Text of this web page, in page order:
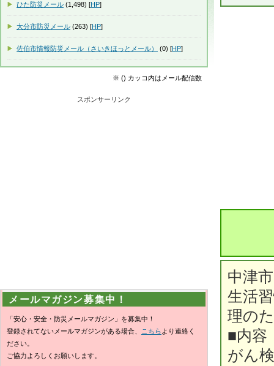
中津
生活
理の
■内容
がん
ひた防災メール (1,498) [HP]
大分市防災メール (263) [HP]
佐伯市情報防災メール（さいきほっとメール） (0) [HP]
※ () カッコ内はメール配信数
スポンサーリンク
メールマガジン募集中！
「安心・安全・防災メールマガジン」を募集中！
登録されてないメールマガジンがある場合、
こちら より連絡く
ださい。
ご協力よろしくお願いします。